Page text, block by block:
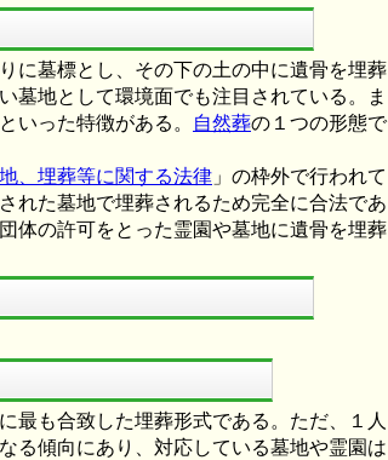
に墓標とし、その下の土の中に遺骨を埋葬
墓地として環境面でも注目されている。ま
いった特徴がある。
自然葬の１つの形態で
、埋葬等に関する法律 」の枠外で行われて
れた墓地で埋葬されるため完全に合法であ
体の許可をとった霊園や墓地に遺骨を埋葬
最も合致した埋葬形式である。ただ、１人
る傾向にあり、対応している墓地や霊園は